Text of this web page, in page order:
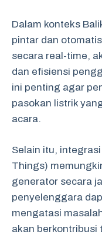
Dalam konteks
pintar dan
secara real-time,
dan efisiensi
ini penting agar
pasokan listrik
acara.
Selain itu,
Things)
generator secara
penyelenggara
mengatasi
akan berkontribusi